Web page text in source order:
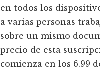
en todos los
a varias personas
sobre un mismo
precio de esta
comienza en los 6.99